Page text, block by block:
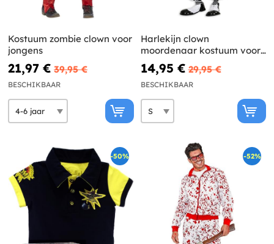
Kostuum zombie clown voor
jongens
21,97 € 39,95 €
BESCHIKBAAR
Harlekijn clown
moordenaar kostuum voor
mannen
14,95 € 29,95 €
BESCHIKBAAR
-50% -52%